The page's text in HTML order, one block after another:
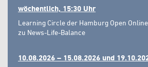
wöchentlich, 15:30 Uhr
Learning Circle der Hamburg Open
zu News-Life-Balance
10.08.2026 – 15.08.2026 und